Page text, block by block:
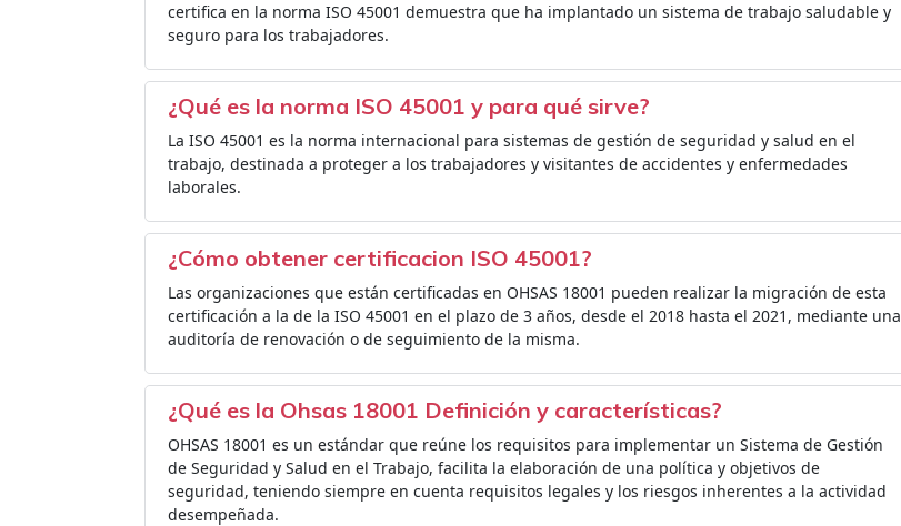
certifica en la norma ISO 45001 demuestra que ha implantado un sistema de trabajo saludable y
seguro para los trabajadores.
¿Qué es la norma ISO 45001 y para qué sirve?
La ISO 45001 es la norma internacional para sistemas de gestión de seguridad y salud en el
trabajo, destinada a proteger a los trabajadores y visitantes de accidentes y enfermedades
laborales.
¿Cómo obtener certificacion ISO 45001?
Las organizaciones que están certificadas en OHSAS 18001 pueden realizar la migración de esta
certificación a la de la ISO 45001 en el plazo de 3 años, desde el 2018 hasta el 2021, mediante una
auditoría de renovación o de seguimiento de la misma.
¿Qué es la Ohsas 18001 Definición y características?
OHSAS 18001 es un estándar que reúne los requisitos para implementar un Sistema de Gestión
de Seguridad y Salud en el Trabajo, facilita la elaboración de una política y objetivos de
seguridad, teniendo siempre en cuenta requisitos legales y los riesgos inherentes a la actividad
desempeñada.